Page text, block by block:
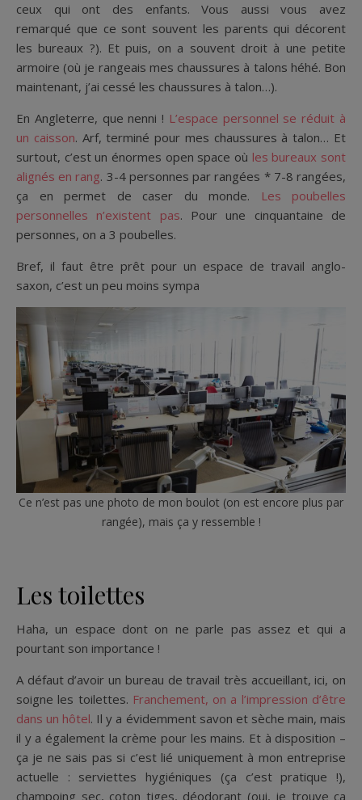
ceux qui ont des enfants. Vous aussi vous avez
remarqué que ce sont souvent les parents qui décorent
les bureaux ?). Et puis, on a souvent droit à une petite
armoire (où je rangeais mes chaussures à talons héhé. Bon
maintenant, j’ai cessé les chaussures à talon…).
En Angleterre, que nenni ! L’espace personnel se réduit à
un caisson. Arf, terminé pour mes chaussures à talon… Et
surtout, c’est un énormes open space où les bureaux sont
alignés en rang. 3-4 personnes par rangées * 7-8 rangées,
ça en permet de caser du monde.
Les poubelles
personnelles n’existent pas. Pour une cinquantaine de
personnes, on a 3 poubelles.
Bref, il faut être prêt pour un espace de travail anglo-
saxon, c’est un peu moins sympa
Ce n’est pas une photo de mon boulot (on est encore plus par
rangée), mais ça y ressemble !
Les toilettes
Haha, un espace dont on ne parle pas assez et qui a
pourtant son importance !
A défaut d’avoir un bureau de travail très accueillant, ici, on
soigne les toilettes. Franchement, on a l’impression d’être
dans un hôtel. Il y a évidemment savon et sèche main, mais
il y a également la crème pour les mains. Et à disposition –
ça je ne sais pas si c’est lié uniquement à mon entreprise
actuelle : serviettes hygiéniques (ça c’est pratique !),
champoing sec, coton tiges, déodorant (oui, je trouve ça